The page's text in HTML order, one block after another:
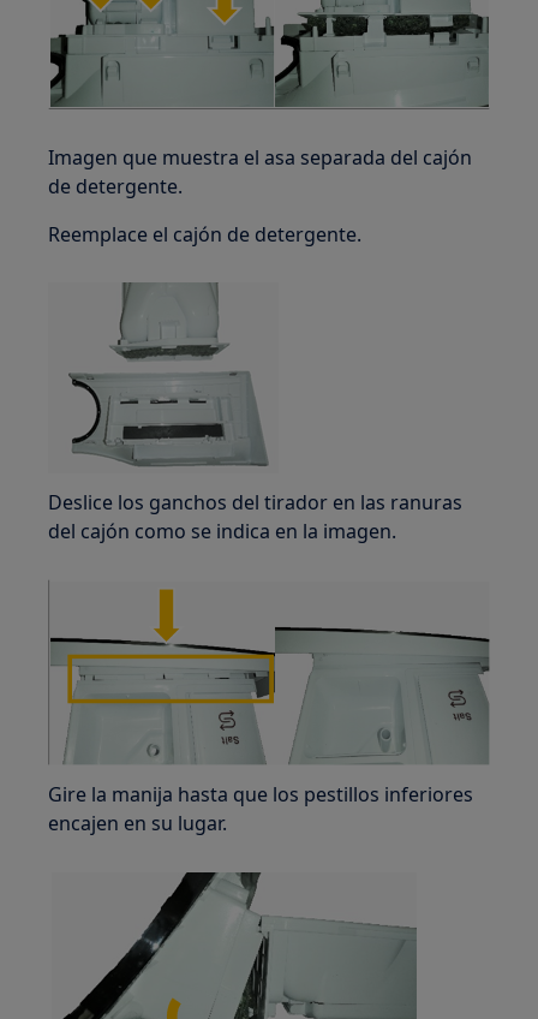
Imagen que muestra el asa separada del cajón
de detergente.
Reemplace el cajón de detergente.
Deslice los ganchos del tirador en las ranuras
del cajón como se indica en la imagen.
Gire la manija hasta que los pestillos inferiores
encajen en su lugar.